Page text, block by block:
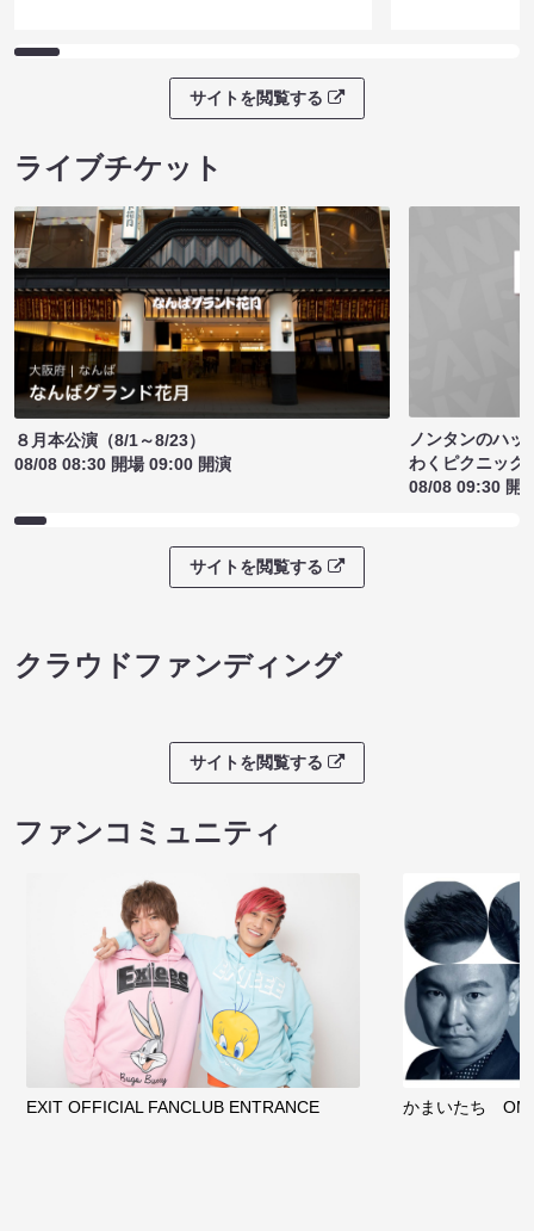
サイトを閲覧する
ライブチケット
８月本公演（8/1～8/23）
08/08 08:30 開場 09:00 開演
ノンタンのハッ
わくピクニック
08/08 09:30 開
サイトを閲覧する
クラウドファンディング
サイトを閲覧する
ファンコミュニティ
EXIT OFFICIAL FANCLUB ENTRANCE かまいたち